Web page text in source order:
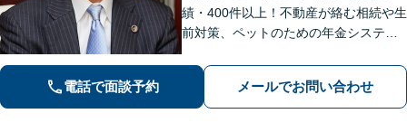
績・400件以上！不動産が絡む相続や生
前対策、ペットのための年金システム
金・刑事事件・不動産トラブルなど幅
広く対応。依頼者の背景に潜む原因を
しっかり把握することを心がけていま
電話で面談予約 メールでお問い合わせ